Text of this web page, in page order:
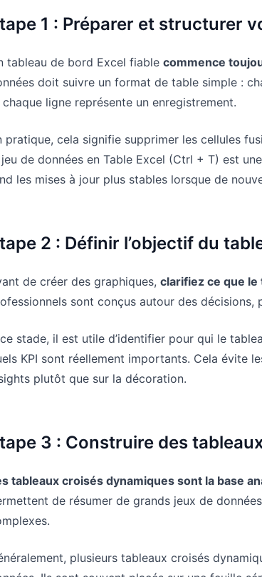
1 : Préparer et structurer
tableau de bord Excel fiable commence
doit suivre un format de table simple :
ligne représente un enregistrement.
pratique, cela signifie supprimer les cellules
de données en Table Excel (Ctrl + T) est
les mises à jour plus stables lorsque de
2 : Définir l’objectif du
de créer des graphiques, clarifiez ce que
sont conçus autour des décisions,
stade, il est utile d’identifier pour qui le
KPI sont réellement importants. Cela évite
plutôt que sur la décoration.
3 : Construire des
tableaux croisés dynamiques sont la base
de résumer de grands jeux de
plusieurs tableaux croisés